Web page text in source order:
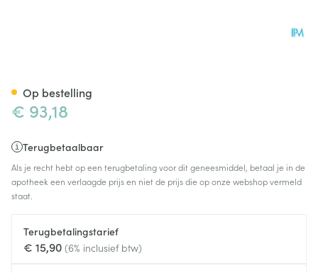
€ 93,18
Terugbetaalbaar
Als je recht hebt op een terugbetaling voor dit geneesmiddel, betaal je in de
apotheek een verlaagde prijs en niet de prijs die op onze webshop vermeld
staat.
Terugbetalingstarief
€ 15,90 (6% inclusief btw)
Op bestelling